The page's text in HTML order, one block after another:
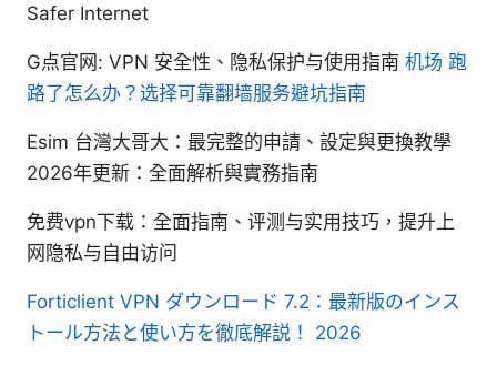
Safer Internet
G点官网: VPN 安全性、隐私保护与使用指南 机场 跑
路了怎么办？选择可靠翻墙服务避坑指南
Esim 台灣大哥大：最完整的申請、設定與更換教學
2026年更新：全面解析與實務指南
免费vpn下载：全面指南、评测与实用技巧，提升上
网隐私与自由访问
Forticlient VPN ダウンロード 7.2：最新版のインス
トール方法と使い方を徹底解説！ 2026